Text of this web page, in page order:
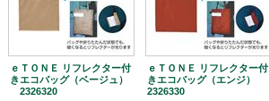
ｅＴＯＮＥ リフレクター付
きエコバッグ（ベージュ）
2326320
ｅＴＯＮＥ リフレクター付
きエコバッグ（エンジ）
2326330